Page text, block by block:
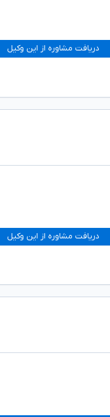
دریافت مشاوره از این وکیل
دریافت مشاوره از این وکیل